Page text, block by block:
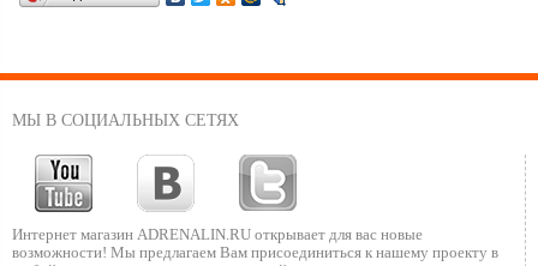
МЫ В СОЦИАЛЬНЫХ СЕТЯХ
Интернет магазин ADRENALIN.RU открывает для вас новые
возможности! Мы предлагаем Вам присоединиться к нашему проекту в